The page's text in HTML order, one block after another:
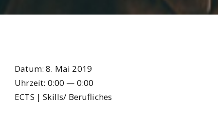
Datum:8. Mai 2019
Uhr­zeit: 0:00 — 0:00
ECTS | Skills/ Beruf­li­ches